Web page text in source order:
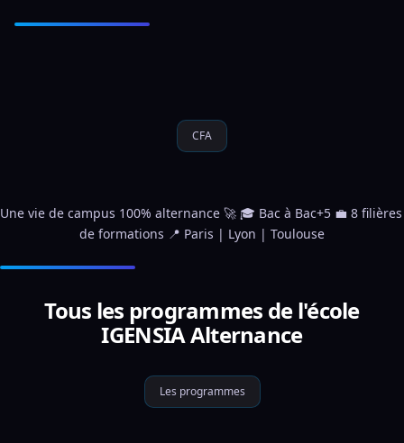
CFA
Une vie de campus 100% alternance 🚀 🎓 Bac à Bac+5 💼 8 filières
de formations 📍 Paris | Lyon | Toulouse
Tous les programmes de l'école
IGENSIA Alternance
Les programmes